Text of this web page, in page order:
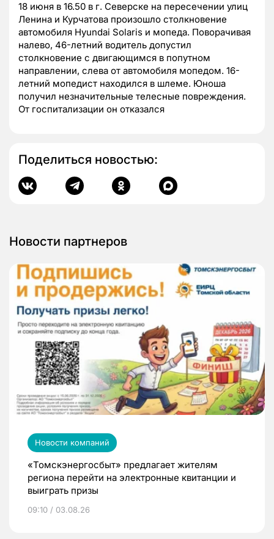
18 июня в 16.50 в г. Северске на пересечении улиц
Ленина и Курчатова произошло столкновение
автомобиля Hyundai Solaris и мопеда. Поворачивая
налево, 46-летний водитель допустил
столкновение с двигающимся в попутном
направлении, слева от автомобиля мопедом. 16-
летний мопедист находился в шлеме. Юноша
получил незначительные телесные повреждения.
От госпитализации он отказался
Поделиться новостью:
Новости партнеров
Новости компаний
«Томскэнергосбыт» предлагает жителям
региона перейти на электронные квитанции и
выиграть призы
09:10 / 03.08.26